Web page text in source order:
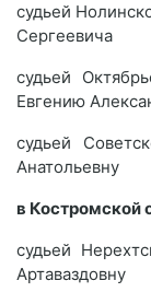
судьей
Сергеевича
судьей
Евгению
судьей
Анатольевну
в Костромской
судьей
Артаваздовну